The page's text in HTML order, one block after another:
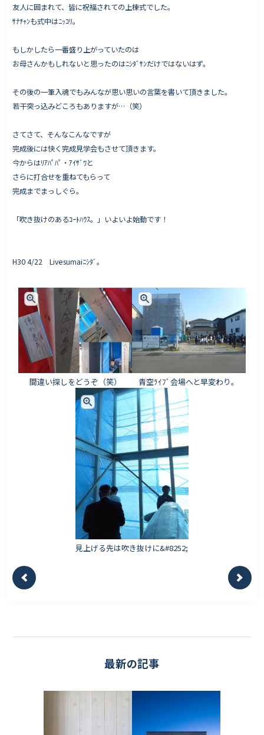
友人に囲まれて、皆に祝福されての上棟式でした。
ｻﾅﾁｬﾝも式中はﾆｯｺﾘ。
もしかしたら一番盛り上がっていたのは
お母さんかもしれないと思ったのはﾆｼﾀﾞｻﾝだけではないはず。
その後の一筆入魂でもみんなが思い思いの言葉を書いて頂きました。
若干突っ込みどころもありますが…（笑）
さてさて、そんなこんなですが
完成後には快く完成見学会もさせて頂きます。
今からはﾘｱﾊﾟﾊﾟ・ｱｲｻﾞﾜと
さらに打合せを重ねてもらって
完成までまっしぐら。
「吹き抜けのあるｺｰﾄﾊｳｽ。」いよいよ始動です！
H30 4/22 Livesumaiﾆｼﾀﾞ。
間違い探しをどうぞ（笑） 青空ﾗｲﾌﾞ会場へと早変わり。
見上げる先は吹き抜けに&#8252;
最新の記事